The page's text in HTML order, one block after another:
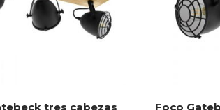
tres cabezas Foco